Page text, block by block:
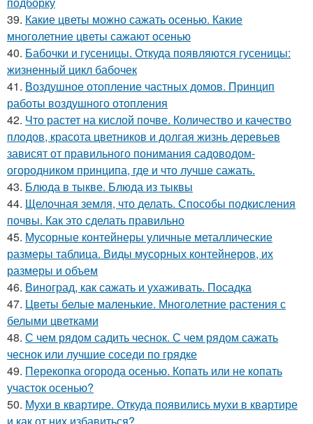
39. Какие цветы можно сажать осенью. Какие
многолетние цветы сажают осенью
40. Бабочки и гусеницы. Откуда появляются гусеницы:
жизненный цикл бабочек
41. Воздушное отопление частных домов. Принцип
работы воздушного отопления
42. Что растет на кислой почве. Количество и качество
плодов, красота цветников и долгая жизнь деревьев
зависят от правильного понимания садоводом-
огородником принципа, где и что лучше сажать.
43. Блюда в тыкве. Блюда из тыквы
44. Щелочная земля, что делать. Способы подкисления
почвы. Как это сделать правильно
45. Мусорные контейнеры уличные металлические
размеры таблица. Виды мусорных контейнеров, их
размеры и объем
46. Виноград, как сажать и ухаживать. Посадка
47. Цветы белые маленькие. Многолетние растения с
белыми цветками
48. С чем рядом садить чеснок. С чем рядом сажать
чеснок или лучшие соседи по грядке
49. Перекопка огорода осенью. Копать или не копать
участок осенью?
50. Мухи в квартире. Откуда появились мухи в квартире